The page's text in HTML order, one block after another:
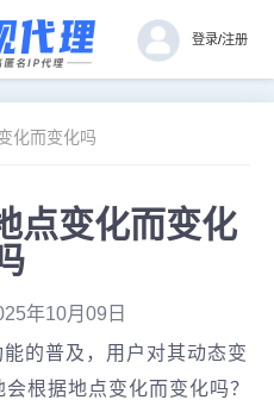
登录/注册
化而变化吗
点变化而变化
年10月09日
的普及，用户对其动态变
根据地点变化而变化吗？